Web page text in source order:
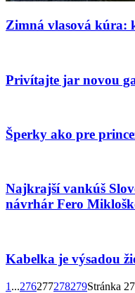
Zimná vlasová kúra:
Privítajte jar novou
Šperky ako pre
Najkrajší vankúš
návrhár Fero
Kabelka je výsadou
1 ...276277278279Stránka